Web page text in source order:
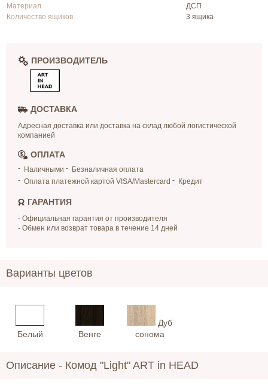
Материал
ДСП
Количество ящиков
3 ящика
ПРОИЗВОДИТЕЛЬ
ДОСТАВКА
Адресная доставка или доставка на склад любой логистической
компанией
ОПЛАТА
Наличными
Безналичная оплата
Оплата платежной картой VISA/Mastercard
Кредит
ГАРАНТИЯ
- Официальная гарантия от производителя
- Обмен или возврат товара в течение 14 дней
Варианты цветов
Белый Венге
Дуб
сонома
Описание - Комод "Light" ART in HEAD